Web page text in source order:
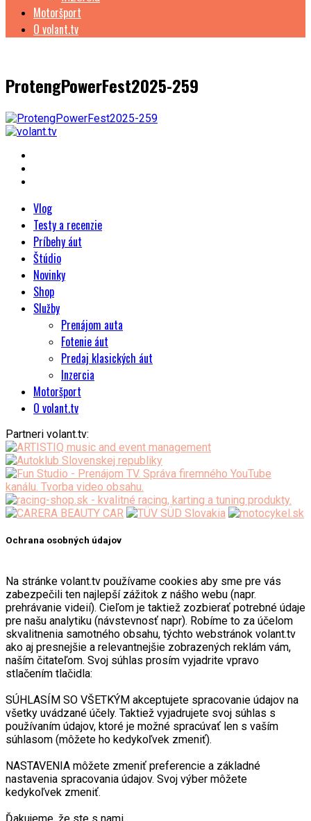
Motoršport
O volant.tv
ProtengPowerFest2025-259
Vlog
Testy a recenzie
Príbehy áut
Štúdio
Novinky
Shop
Služby
Prenájom auta
Fotenie áut
Predaj klasických áut
Inzercia
Motoršport
O volant.tv
Partneri volant.tv:
Ochrana osobných údajov
Na stránke volant.tv používame cookies aby sme pre vás
zabezpečili ten najlepší zážitok z nášho webu (napr.
prehrávanie videií). Cieľom je taktiež zozbierať potrebné údaje
pre našu analytiku (návstevnosť napr). Robíme to za účelom
skvalitnenia samotného obsahu, týchto webstránok volant.tv
ako aj presnejšie a relevantnejšie zobrazených reklám vám,
naším čitateľom. Svoj súhlas prosím vyjadrite vpravo
stlačením tlačidla:
SÚHLASÍM SO VŠETKÝM akceptujete spracovanie údajov na
všetky uvádzané účely. Taktiež vyjadrujete svoj súhlas s
používaním údajov, ktoré je možné spracúvať len s vaším
súhlasom (môžete ho kedykoľvek zmeniť).
NASTAVENIA môžete zmeniť preferencie a základné
nastavenia spracovania údajov. Svoj výber môžete
kedykoľvek zmeniť.
Ďakujeme, že ste s nami.